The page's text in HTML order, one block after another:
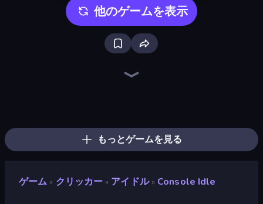
他のゲームを表示
もっとゲームを見る
ゲーム » クリッカー » アイドル » Console Idle